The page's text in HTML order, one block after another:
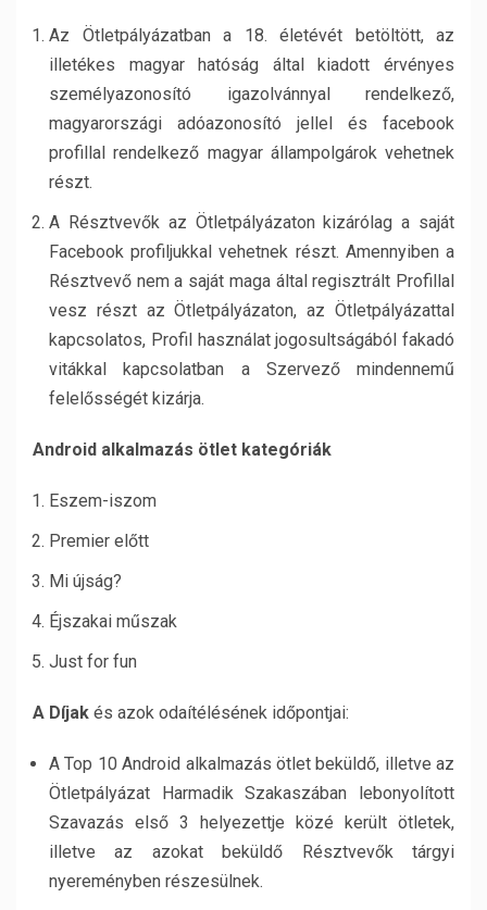
Az Ötletpályázatban a 18. életévét betöltött, az
illetékes magyar hatóság által kiadott érvényes
személyazonosító igazolvánnyal rendelkező,
magyarországi adóazonosító jellel és facebook
profillal rendelkező magyar állampolgárok vehetnek
részt.
A Résztvevők az Ötletpályázaton kizárólag a saját
Facebook profiljukkal vehetnek részt. Amennyiben a
Résztvevő nem a saját maga által regisztrált Profillal
vesz részt az Ötletpályázaton, az Ötletpályázattal
kapcsolatos, Profil használat jogosultságából fakadó
vitákkal kapcsolatban a Szervező mindennemű
felelősségét kizárja.
Android alkalmazás ötlet kategóriák
Eszem-iszom
Premier előtt
Mi újság?
Éjszakai műszak
Just for fun
A Díjak és azok odaítélésének időpontjai:
A Top 10 Android alkalmazás ötlet beküldő, illetve az
Ötletpályázat Harmadik Szakaszában lebonyolított
Szavazás első 3 helyezettje közé került ötletek,
illetve az azokat beküldő Résztvevők tárgyi
nyereményben részesülnek.